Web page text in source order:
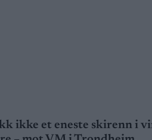
ikke et eneste skirenn i